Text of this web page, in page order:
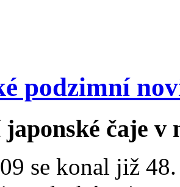
podzimní
japonské čaje v
se konal již